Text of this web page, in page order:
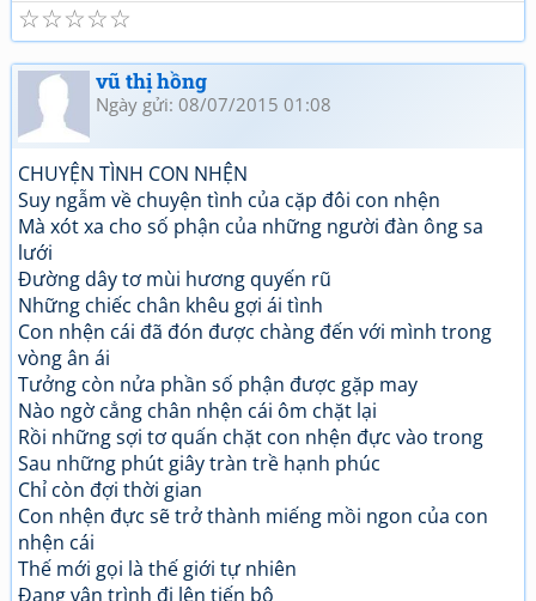
☆
☆
☆
☆
☆
vũ thị hồng
Ngày gửi: 08/07/2015 01:08
CHUYỆN TÌNH CON NHỆN
Suy ngẫm về chuyện tình của cặp đôi con nhện
Mà xót xa cho số phận của những người đàn ông sa
lưới
Đường dây tơ mùi hương quyến rũ
Những chiếc chân khêu gợi ái tình
Con nhện cái đã đón được chàng đến với mình trong
vòng ân ái
Tưởng còn nửa phần số phận được gặp may
Nào ngờ cẳng chân nhện cái ôm chặt lại
Rồi những sợi tơ quấn chặt con nhện đực vào trong
Sau những phút giây tràn trề hạnh phúc
Chỉ còn đợi thời gian
Con nhện đực sẽ trở thành miếng mồi ngon của con
nhện cái
Thế mới gọi là thế giới tự nhiên
Đang vận trình đi lên tiến bộ